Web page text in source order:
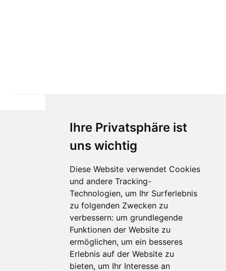
Ihre Privatsphäre ist
uns wichtig
Diese Website verwendet Cookies
und andere Tracking-
Technologien, um Ihr Surferlebnis
zu folgenden Zwecken zu
verbessern: um grundlegende
Funktionen der Website zu
ermöglichen, um ein besseres
Erlebnis auf der Website zu
bieten, um Ihr Interesse an
Für Makler:innen
Über Uns
Vorteile
Kontakt
Software Partner